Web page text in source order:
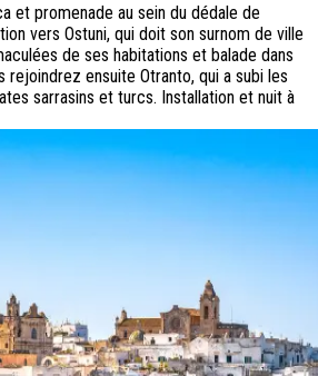
et promenade au sein du dédale de
vers Ostuni, qui doit son surnom de ville
de ses habitations et balade dans
rejoindrez ensuite Otranto, qui a subi les
sarrasins et turcs. Installation et nuit à